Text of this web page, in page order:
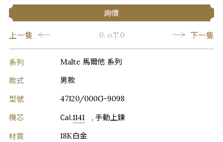
詢價
上一隻 0..o.T.0 下一隻
系列 Malte 馬爾他 系列
款式 男款
型號 47120/000G-9098
機芯 Cal.1141 , 手動上鍊
材質 18K白金